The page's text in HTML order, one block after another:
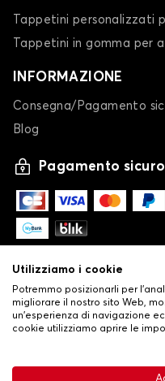
Tappetini personalizzati
Tappetini in gomma per
INFORMAZIONE
Consegna/Pagamento
Blog
Pagamento sicuro
Condizioni generali di
Utilizziamo i cookie
Potremmo posizionarli per
migliorare il nostro sito Web,
un'esperienza di navigazione
cookie utilizziamo aprire le